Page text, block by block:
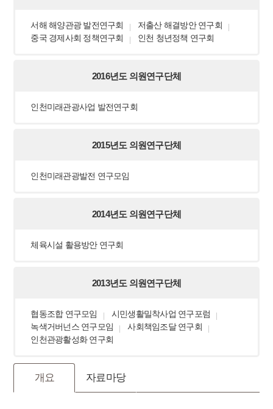
서해 해양관광 발전연구회
저출산 해결방안 연구회
중국 경제사회 정책연구회
인천 청년정책 연구회
2016년도 의원연구단체
인천미래관광사업 발전연구회
2015년도 의원연구단체
인천미래관광발전 연구모임
2014년도 의원연구단체
체육시설 활용방안 연구회
2013년도 의원연구단체
협동조합 연구모임
시민생활밀착사업 연구포럼
녹색거버넌스 연구모임
사회책임조달 연구회
인천관광활성화 연구회
개요 자료마당